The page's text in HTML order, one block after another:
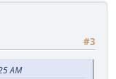
#3
AM